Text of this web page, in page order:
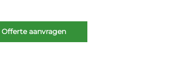
Offerte aanvragen